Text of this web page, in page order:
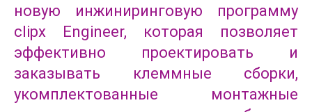
новую инжиниринговую программу
clipx Engineer, которая позволяет
эффективно проектировать и
заказывать клеммные сборки,
укомплектованные монтажные